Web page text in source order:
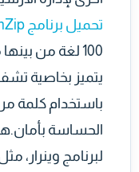
تحميل برنامج WinZip
100 لغة من
يتميز بخاصية
باستخدام كلمة
الحساسة